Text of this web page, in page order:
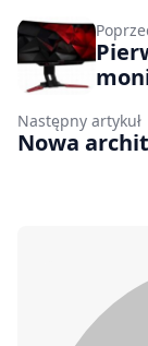
Następny artykuł
Nowa